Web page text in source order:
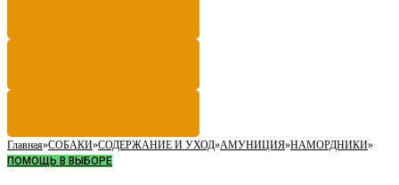
Главная»СОБАКИ»СОДЕРЖАНИЕ И УХОД»АМУНИЦИЯ»НАМОРДНИКИ»
ПОМОЩЬ В ВЫБОРЕ